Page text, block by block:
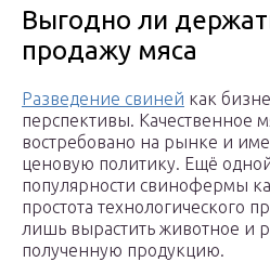
Выгодно ли
продажу мяса
Разведение свиней как
перспективы. Качественное
востребовано на рынке и
ценовую политику. Ещё
популярности свинофермы
простота технологического
лишь вырастить животное и
полученную продукцию.